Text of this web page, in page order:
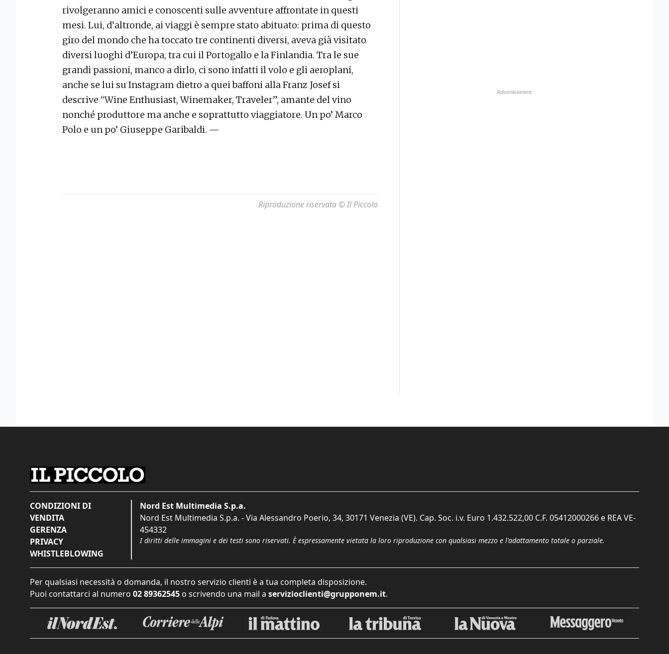
rivolgeranno amici e conoscenti sulle avventure affrontate in questi
mesi. Lui, d’altronde, ai viaggi è sempre stato abituato: prima di questo
giro del mondo che ha toccato tre continenti diversi, aveva già visitato
diversi luoghi d’Europa, tra cui il Portogallo e la Finlandia. Tra le sue
grandi passioni, manco a dirlo, ci sono infatti il volo e gli aeroplani,
anche se lui su Instagram dietro a quei baffoni alla Franz Josef si
descrive “Wine Enthusiast, Winemaker, Traveler”, amante del vino
nonché produttore ma anche e soprattutto viaggiatore. Un po’ Marco
Polo e un po’ Giuseppe Garibaldi. —
Riproduzione riservata © Il Piccolo
CONDIZIONI DI
VENDITA
GERENZA
PRIVACY
WHISTLEBLOWING
Nord Est Multimedia S.p.a.
Nord Est Multimedia S.p.a. - Via Alessandro Poerio, 34, 30171 Venezia (VE). Cap. Soc. i.v. Euro 1.432.522,00 C.F. 05412000266 e REA VE-
454332
I diritti delle immagini e dei testi sono riservati. È espressamente vietata la loro riproduzione con qualsiasi mezzo e l'adattamento totale o parziale.
Per qualsiasi necessità o domanda, il nostro servizio clienti è a tua completa disposizione.
Puoi contattarci al numero 02 89362545 o scrivendo una mail a servizioclienti@grupponem.it.